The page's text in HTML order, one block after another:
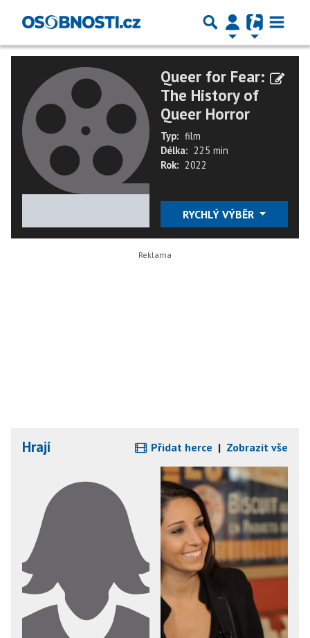
Queer for Fear:
The History of
Queer Horror
Typ: film
Délka: 225 min
Rok: 2022
RYCHLÝ VÝBĚR
Hrají Přidat herce | Zobrazit vše